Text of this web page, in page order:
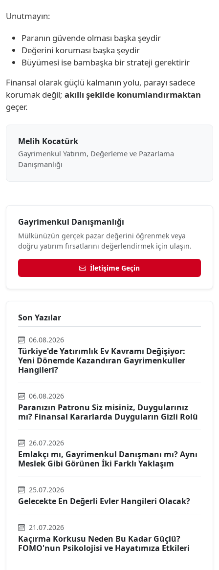
Unutmayın:
Paranın güvende olması başka şeydir
Değerini koruması başka şeydir
Büyümesi ise bambaşka bir strateji gerektirir
Finansal olarak güçlü kalmanın yolu, parayı sadece
korumak değil; akıllı şekilde konumlandırmaktan
geçer.
Melih Kocatürk
Gayrimenkul Yatırım, Değerleme ve Pazarlama
Danışmanlığı
Gayrimenkul Danışmanlığı
Mülkünüzün gerçek pazar değerini öğrenmek veya
doğru yatırım fırsatlarını değerlendirmek için ulaşın.
İletişime Geçin
Son Yazılar
06.08.2026
Türkiye'de Yatırımlık Ev Kavramı Değişiyor:
Yeni Dönemde Kazandıran Gayrimenkuller
Hangileri?
06.08.2026
Paranızın Patronu Siz misiniz, Duygularınız
mı? Finansal Kararlarda Duyguların Gizli Rolü
26.07.2026
Emlakçı mı, Gayrimenkul Danışmanı mı? Aynı
Meslek Gibi Görünen İki Farklı Yaklaşım
25.07.2026
Gelecekte En Değerli Evler Hangileri Olacak?
21.07.2026
Kaçırma Korkusu Neden Bu Kadar Güçlü?
FOMO'nun Psikolojisi ve Hayatımıza Etkileri